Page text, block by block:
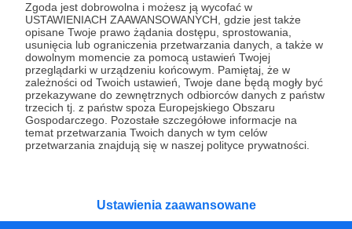
Zgoda jest dobrowolna i możesz ją wycofać w
USTAWIENIACH ZAAWANSOWANYCH, gdzie jest także
opisane Twoje prawo żądania dostępu, sprostowania,
usunięcia lub ograniczenia przetwarzania danych, a także w
dowolnym momencie za pomocą ustawień Twojej
przeglądarki w urządzeniu końcowym. Pamiętaj, że w
zależności od Twoich ustawień, Twoje dane będą mogły być
przekazywane do zewnętrznych odbiorców danych z państw
trzecich tj. z państw spoza Europejskiego Obszaru
Gospodarczego. Pozostałe szczegółowe informacje na
temat przetwarzania Twoich danych w tym celów
przetwarzania znajdują się w naszej polityce prywatności.
Ustawienia zaawansowane
* Wyrażam zgodę na przetwarzanie moich danych
osobowych podanych w formularzu rejestracyjnym w celu
prawidłowego świadczenia usług serwisu Patronite.
Wyrażam zgodę na otrzymywanie drogą elektroniczną
informacji handlowych - newslettera. Opcja ta może zostać
zmieniona w ustawieniach konta.